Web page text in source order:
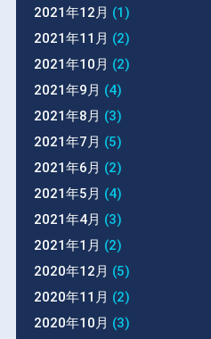
2021年12月 (1)
2021年11月 (2)
2021年10月 (2)
2021年9月 (4)
2021年8月 (3)
2021年7月 (5)
2021年6月 (2)
2021年5月 (4)
2021年4月 (3)
2021年1月 (2)
2020年12月 (5)
2020年11月 (2)
2020年10月 (3)